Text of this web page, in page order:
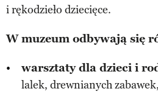
i rękodzieło dziecięce.
W muzeum odbywają się
warsztaty dla dzieci i
lalek, drewnianych